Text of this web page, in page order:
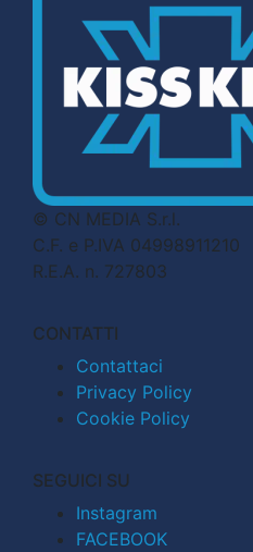
© CN MEDIA S.r.l.
C.F. e P.IVA 04998911210
R.E.A. n. 727803
CONTATTI
Contattaci
Privacy Policy
Cookie Policy
SEGUICI SU
Instagram
FACEBOOK